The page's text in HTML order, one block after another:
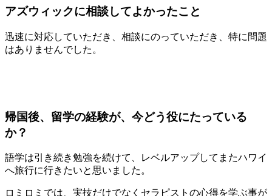
アズウィックに相談してよかったこと
迅速に対応していただき、相談にのっていただき、特に問題
はありませんでした。
帰国後、留学の経験が、今どう役にたっている
か？
語学は引き続き勉強を続けて、レベルアップしてまたハワイ
へ旅行に行きたいと思いました。
ロミロミでは、実技だけでなくセラピストの心得を学ぶ事が